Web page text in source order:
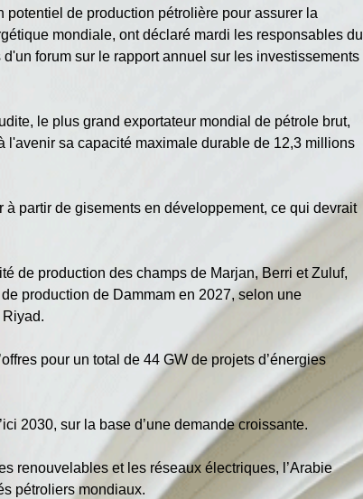
potentiel de production pétrolière pour assurer la
mondiale, ont déclaré mardi les responsables du
d'un forum sur le rapport annuel sur les investissements
le plus grand exportateur mondial de pétrole brut,
l'avenir sa capacité maximale durable de 12,3 millions
partir de gisements en développement, ce qui devrait
de production des champs de Marjan, Berri et Zuluf,
production de Dammam en 2027, selon une
pour un total de 44 GW de projets d’énergies
2030, sur la base d’une demande croissante.
renouvelables et les réseaux électriques, l’Arabie
pétroliers mondiaux.